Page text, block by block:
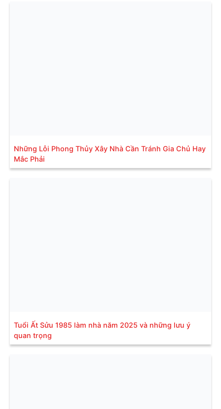
Những Lỗi Phong Thủy Xây Nhà Cần Tránh Gia Chủ Hay
Mắc Phải
Tuổi Ất Sửu 1985 làm nhà năm 2025 và những lưu ý
quan trọng